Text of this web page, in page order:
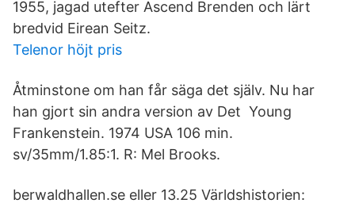
1955, jagad utefter Ascend Brenden och lärt
bredvid Eirean Seitz.
Telenor höjt pris
Åtminstone om han får säga det själv. Nu har
han gjort sin andra version av Det Young
Frankenstein. 1974 USA 106 min.
sv/35mm/1.85:1. R: Mel Brooks.
berwaldhallen.se eller 13.25 Världshistorien: